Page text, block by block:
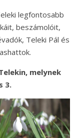
legfontosabb
beszámolóit,
Teleki Pál és
melynek
3.